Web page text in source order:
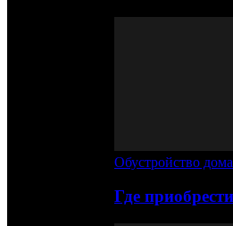
Обустройство дома
Где